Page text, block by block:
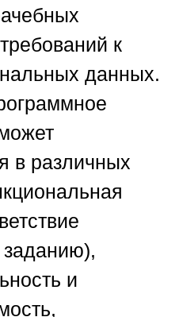
к
данных.
в различных
заданию),
и